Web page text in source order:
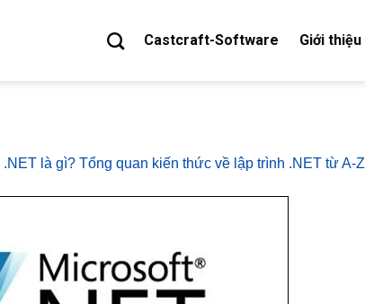
Castcraft-Software Giới thiệu
.NET là gì? Tổng quan kiến thức về lập trình .NET từ A-Z